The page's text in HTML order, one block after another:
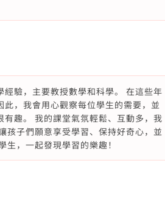
驗，主要教授數學和科學。 在這些年
，我會用心觀察每位學生的需要，並
趣。 我的課堂氣氛輕鬆、互動多，我
孩子們願意享受學習、保持好奇心，並
，一起發現學習的樂趣！